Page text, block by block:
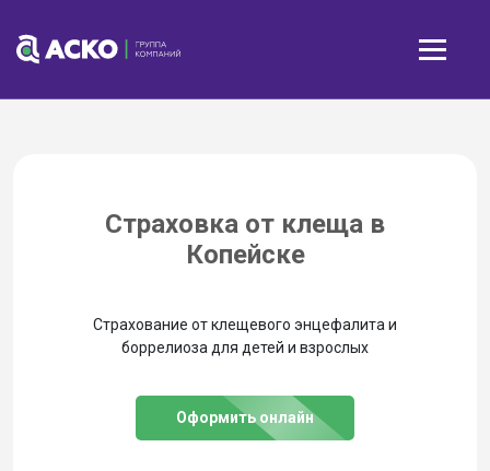
Страховка от клеща в
Копейске
Страхование от клещевого энцефалита и
боррелиоза для детей и взрослых
Оформить онлайн